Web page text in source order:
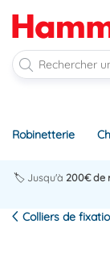
Robinetterie
🏷️ Jusqu'à 200€ de
Colliers de